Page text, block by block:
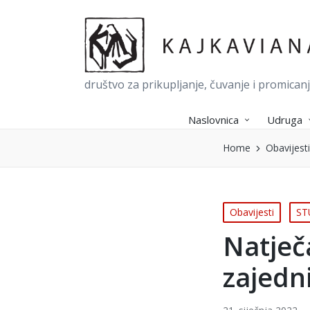
društvo za prikupljanje, čuvanje i
Naslovnica Udruga
Home Obavijesti
Posted
in
Obavijesti